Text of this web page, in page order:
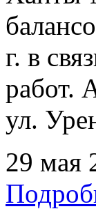
г. в
работ.
ул.
29 мая